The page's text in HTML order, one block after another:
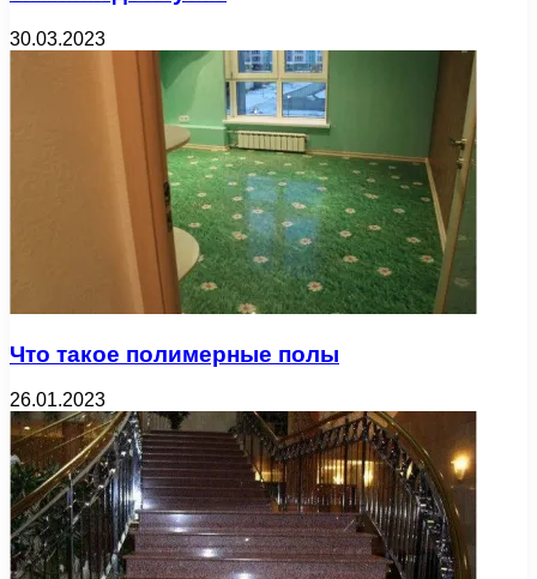
30.03.2023
Что такое полимерные полы
26.01.2023